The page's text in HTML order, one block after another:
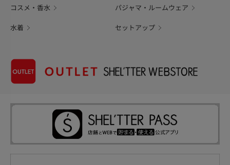
コスメ・香水 パジャマ・ルームウェア
水着 セットアップ